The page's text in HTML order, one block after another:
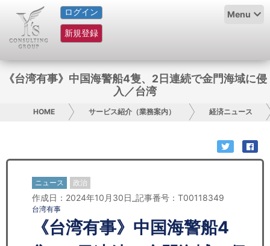
ログイン
新規登録
Menu
HOME
サービス紹介
コラム
お問い合わせ
日本人にPR
コンサルティング
リサーチ
《台湾有事》中国海警船4隻、2日連続で金門海域に侵
入／台湾
HOME サービス紹介（業務案内） 経済ニュース
ニュース 政治
作成日：2024年10月30日_記事番号：T00118349
台湾有事
《台湾有事》中国海警船4